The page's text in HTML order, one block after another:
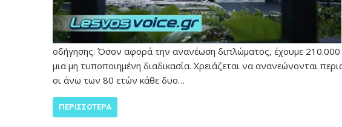
οδήγησης. Όσον αφορά την ανανέωση διπλώματος, έχουμε 210.000
μια μη τυποποιημένη διαδικασία. Χρειάζεται να ανανεώνονται
οι άνω των 80 ετών κάθε δυο…
ΠΕΡΙΣΣΌΤΕΡΑ